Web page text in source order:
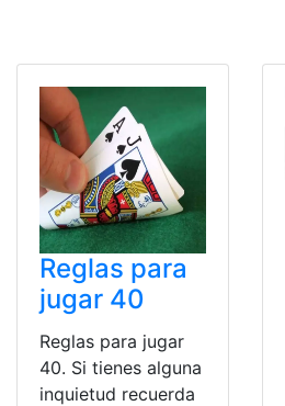
Reglas para
jugar 40
Reglas para jugar
40. Si tienes alguna
inquietud recuerda